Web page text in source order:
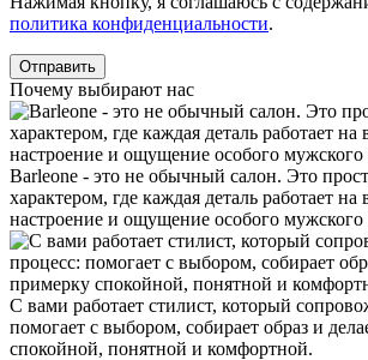
политика конфиденциальности.
Почему выбирают нас
Barleone - это не обычный салон. Это
характером, где каждая деталь работает на
настроение и ощущение особого мужского
С вами работает стилист, который
помогает с выбором, собирает образ и
спокойной, понятной и комфортной.